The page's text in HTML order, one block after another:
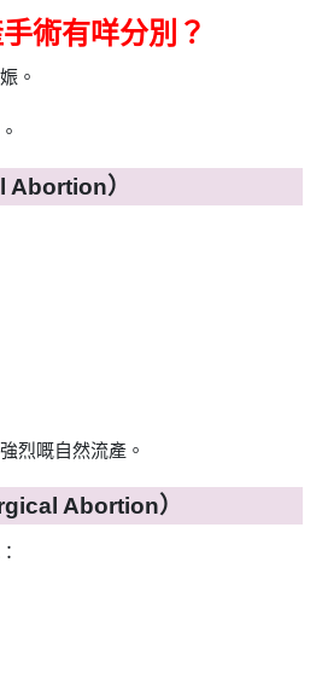
術有咩分別？
。
Abortion）
烈嘅自然流產。
Abortion）